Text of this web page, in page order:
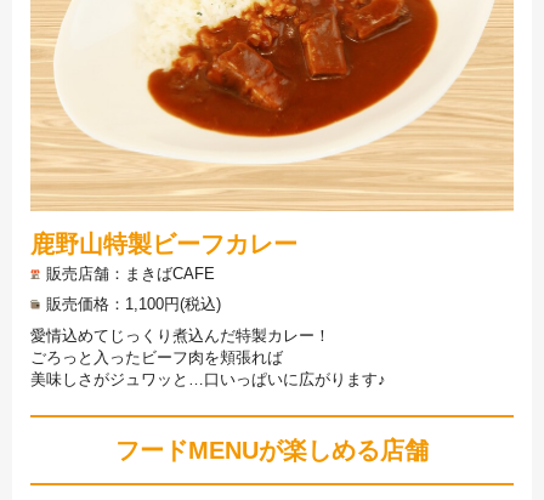
鹿野山特製ビーフカレー
販売店舗
まきばCAFE
販売価格
1,100円(税込)
愛情込めてじっくり煮込んだ特製カレー！
ごろっと入ったビーフ肉を頬張れば
美味しさがジュワッと…口いっぱいに広がります♪
フードMENUが楽しめる店舗